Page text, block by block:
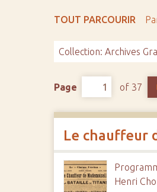
TOUT PARCOURIR
Collection: Archives
Page of 37
Le chauffeur
Henri